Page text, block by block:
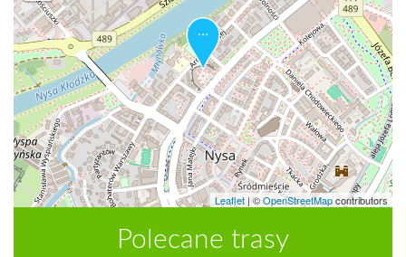
Leaflet | ©OpenStreetMapcontributors
Polecane trasy